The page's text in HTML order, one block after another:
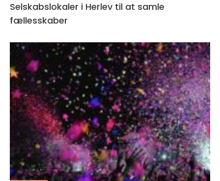
Selskabslokaler i Herlev til at samle
fællesskaber